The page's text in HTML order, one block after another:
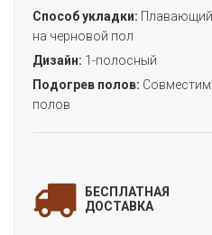
Способ укладки: Плавающий
на черновой пол
Дизайн: 1-полосный
Подогрев полов:
полов
БЕСПЛАТНАЯ
ДОСТАВКА
для уточнения